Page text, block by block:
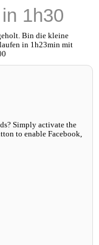
1h30
Bin die kleine
in 1h23min mit
Simply activate the
to enable Facebook,